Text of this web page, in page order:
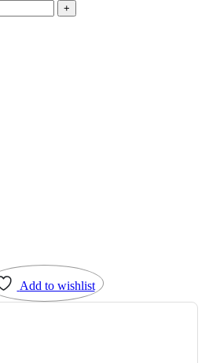
+
Add to wishlist